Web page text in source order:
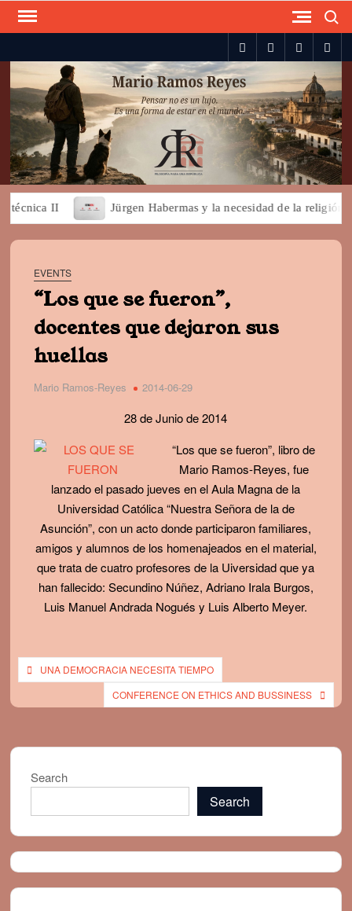
Skip
spotifytwitterfacebook
II Jürgen Habermas y la necesidad de la religión
EVENTS
“Los que se fueron”,
docentes que dejaron sus
huellas
Mario Ramos-Reyes 2014-06-29
28 de Junio de 2014
“Los que se fueron”, libro de
Mario Ramos-Reyes, fue
lanzado el pasado jueves en el Aula Magna de la
Universidad Católica “Nuestra Señora de la de
Asunción”, con un acto donde participaron familiares,
amigos y alumnos de los homenajeados en el material,
que trata de cuatro profesores de la Uiversidad que ya
han fallecido: Secundino Núñez, Adriano Irala Burgos,
Luis Manuel Andrada Nogués y Luis Alberto Meyer.
Post
navigation
UNA DEMOCRACIA NECESITA TIEMPO
CONFERENCE ON ETHICS AND BUSSINESS
Search
Search